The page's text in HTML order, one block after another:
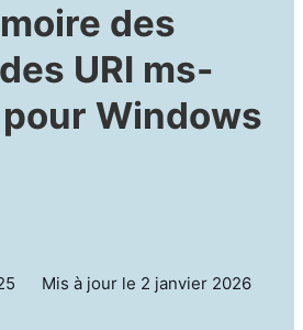
des
URI ms-
Windows
Mis à jour le 2 janvier 2026